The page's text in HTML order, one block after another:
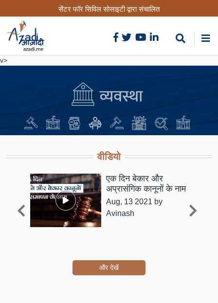
to
content
सेंटर फॉर सिविल सोसाइटी द्वारा संचालित
v>
वीडियो
एक दिन बेकार और
अप्रासंगिक कानूनों के नाम
Aug, 13 2021 by
Avinash
और देखें